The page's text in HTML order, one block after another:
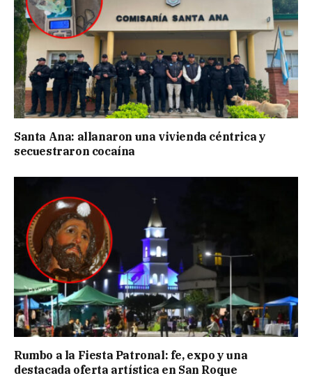
Santa Ana: allanaron una vivienda céntrica y
secuestraron cocaína
Rumbo a la Fiesta Patronal: fe, expo y una
destacada oferta artística en San Roque